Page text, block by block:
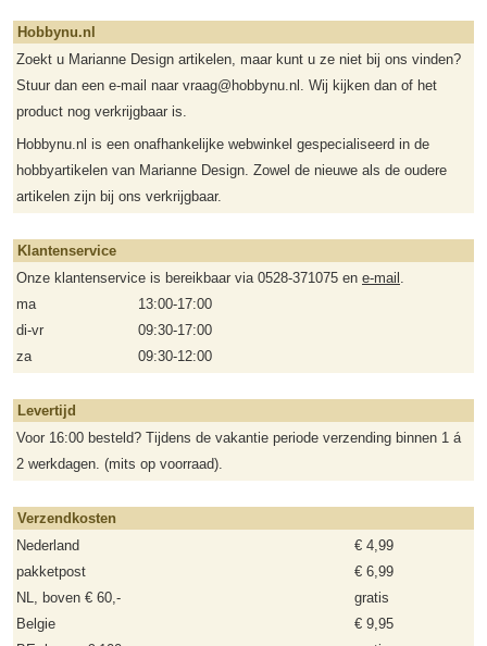
Hobbynu.nl
Zoekt u Marianne Design artikelen, maar kunt u ze niet bij ons vinden?
Stuur dan een e-mail naar vraag@hobbynu.nl. Wij kijken dan of het
product nog verkrijgbaar is.
Hobbynu.nl is een onafhankelijke webwinkel gespecialiseerd in de
hobbyartikelen van Marianne Design. Zowel de nieuwe als de oudere
artikelen zijn bij ons verkrijgbaar.
Klantenservice
Onze klantenservice is bereikbaar via 0528-371075 en e-mail .
ma
13:00-17:00
di-vr
09:30-17:00
za
09:30-12:00
Levertijd
Voor 16:00 besteld? Tijdens de vakantie periode verzending binnen 1 á
2 werkdagen. (mits op voorraad).
Verzendkosten
Nederland
€ 4,99
pakketpost
€ 6,99
NL, boven € 60,-
gratis
Belgie
€ 9,95